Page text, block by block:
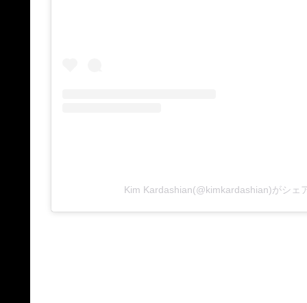
Kim Kardashian(@kimkardashian)がシェ